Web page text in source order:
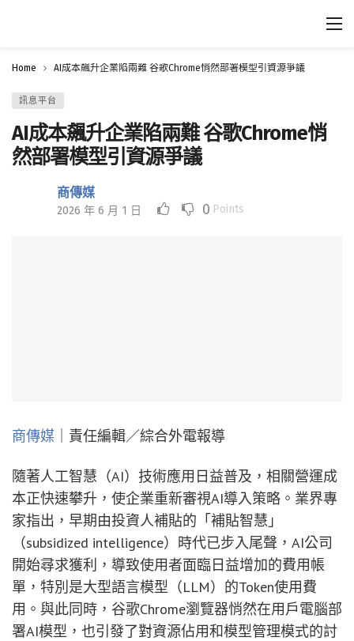
Home AI成本飆升企業陷兩難 谷歌Chrome悄然部署模型引資源爭議
訊息平台
AI成本飆升企業陷兩難 谷歌Chrome悄
然部署模型引資源爭議
商傳媒
2026 年 6 月 1 日 0 Points
商傳媒 ｜責任編輯／綜合外電報導
隨著人工智慧（AI）技術應用日益普及，相關營運成
本正快速攀升，使企業重新審視AI導入策略。業界專
家指出，早期由投資人補貼的「補貼智慧」
（subsidized intelligence）時代已步入尾聲，AI公司
開始尋求獲利，導致使用者面臨日益增加的費用帳
單，特別是大型語言模型（LLM）的Token使用費
用。與此同時，谷歌Chrome瀏覽器悄然在用戶電腦部
署AI模型，也引發了對資源佔用和模型管理模式的討